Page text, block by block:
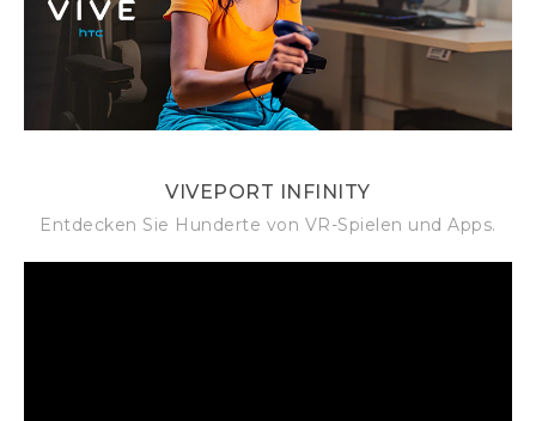
VIVEPORT INFINITY
Entdecken Sie Hunderte von VR-Spielen und Apps.